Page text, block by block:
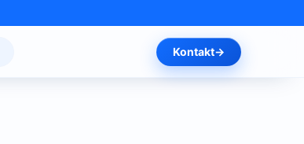
Kontakt